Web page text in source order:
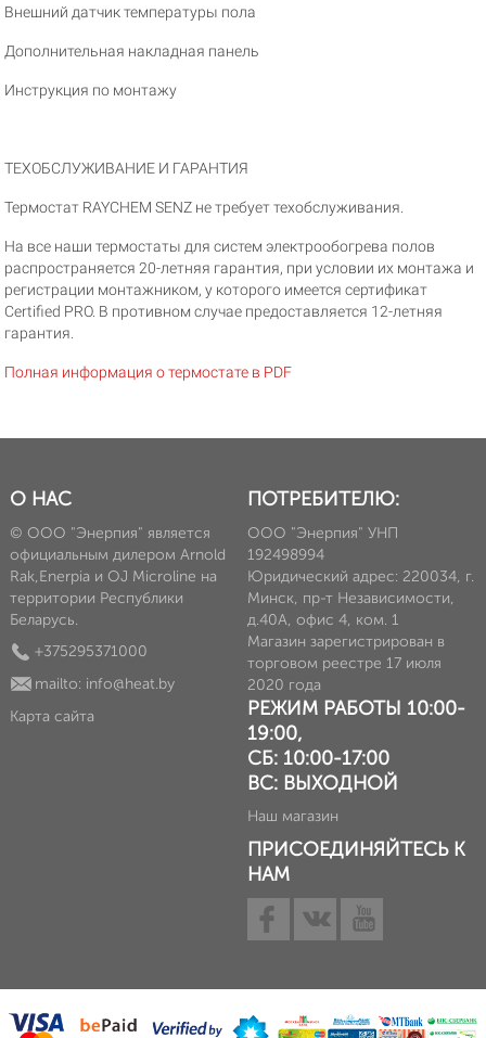
Внешний датчик температуры пола
Дополнительная накладная панель
Инструкция по монтажу
ТЕХОБСЛУЖИВАНИЕ И ГАРАНТИЯ
Термостат RAYCHEM SENZ не требует техобслуживания.
На все наши термостаты для систем электрообогрева полов
распространяется 20-летняя гарантия, при условии их монтажа и
регистрации монтажником, у которого имеется сертификат
Certified PRO. В противном случае предоставляется 12-летняя
гарантия.
Полная информация о термостате в PDF
О НАС
© ООО "Энерпия" является
официальным дилером Arnold
Rak,Enerpia и OJ Microline на
территории Республики
Беларусь.
+375295371000
mailto: info@heat.by
Карта сайта
ПОТРЕБИТЕЛЮ:
ООО "Энерпия" УНП
192498994
Юридический адрес: 220034, г.
Минск, пр-т Независимости,
д.40А, офис 4, ком. 1
Магазин зарегистрирован в
торговом реестре 17 июля
2020 года
РЕЖИМ РАБОТЫ 10:00-
19:00,
СБ: 10:00-17:00
ВС: ВЫХОДНОЙ
Наш магазин
ПРИСОЕДИНЯЙТЕСЬ К
НАМ